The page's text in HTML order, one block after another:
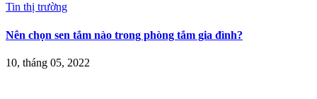
Tin thị trường
Nên chọn sen tắm nào trong phòng tắm gia đình?
10, tháng 05, 2022